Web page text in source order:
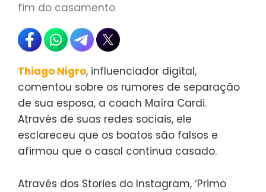
fim do casamento
Thiago Nigro, influenciador digital,
comentou sobre os rumores de separação
de sua esposa, a coach Maíra Cardi.
Através de suas redes sociais, ele
esclareceu que os boatos são falsos e
afirmou que o casal continua casado.
Através dos Stories do Instagram, ‘Primo